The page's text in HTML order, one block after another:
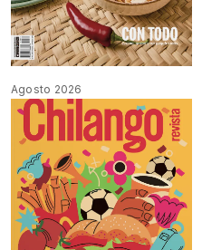
Agosto 2026